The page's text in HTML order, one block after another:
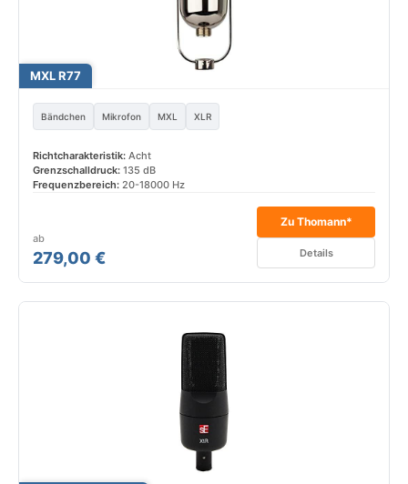
MXL R77
Bändchen Mikrofon MXL XLR
Richtcharakteristik: Acht
Grenzschalldruck: 135 dB
Frequenzbereich: 20-18000 Hz
ab
279,00 €
Zu Thomann*
Details